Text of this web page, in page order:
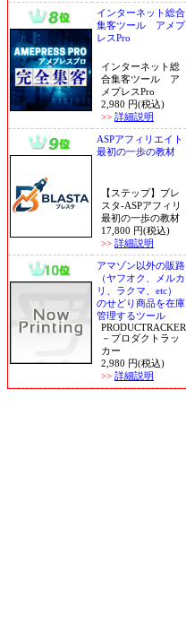
インターネット総合
集客ツール アメプ
レスPro
インターネット総
合集客ツール ア
メプレスPro
2,980 円(税込)
>> 詳細説明
ASPアフィリエイト
最初の一歩の教材
【ステップ】ブレ
スタ-ASPアフィリ
最初の一歩の教材
17,800 円(税込)
>> 詳細説明
アマゾン以外の販路
（ヤフオク、メルカ
リ、ラクマ、etc）
のせどり商品を在庫
管理するツール
PRODUCTRACKER
－プロダクトラッ
カー
2,980 円(税込)
>> 詳細説明